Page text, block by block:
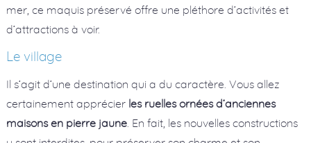
mer, ce maquis préservé offre une pléthore d’activités et
d’attractions à voir.
Le village
Il s’agit d’une destination qui a du caractère. Vous allez
certainement apprécier les ruelles ornées d’anciennes
maisons en pierre jaune. En fait, les nouvelles constructions